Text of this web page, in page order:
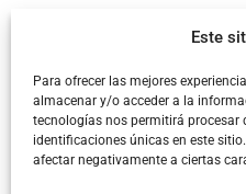
Este
Para ofrecer las mejores
almacenar y/o acceder a la
tecnologías nos permitirá
identificaciones únicas en este
afectar negativamente a ciertas